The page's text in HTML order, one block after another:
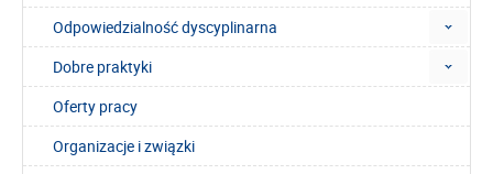
Odpowiedzialność dyscyplinarna
Dobre praktyki
Oferty pracy
Organizacje i związki